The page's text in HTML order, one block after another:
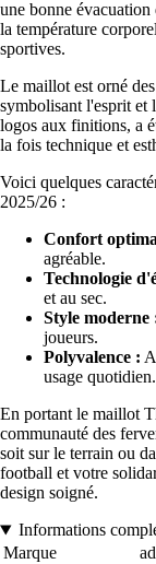
une bonne
la température
sportives.
Le maillot est orné
symbolisant l'esprit et
logos aux finitions, a
la fois technique et
Voici quelques
2025/26 :
Confort
agréable.
Technologie
et au sec.
Style moderne
joueurs.
Polyvalence :
usage quotidien.
En portant le maillot
communauté des
soit sur le terrain ou
football et votre
design soigné.
Informations
Marque